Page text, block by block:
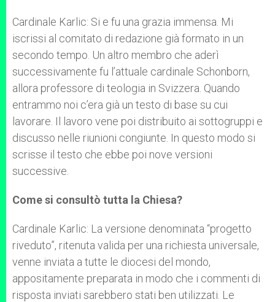
Cardinale Karlic: Si e fu una grazia immensa. Mi
iscrissi al comitato di redazione già formato in un
secondo tempo. Un altro membro che aderì
successivamente fu l’attuale cardinale Schonborn,
allora professore di teologia in Svizzera. Quando
entrammo noi c’era già un testo di base su cui
lavorare. Il lavoro vene poi distribuito ai sottogruppi e
discusso nelle riunioni congiunte. In questo modo si
scrisse il testo che ebbe poi nove versioni
successive.
Come si consultò tutta la Chiesa?
Cardinale Karlic: La versione denominata “progetto
riveduto”, ritenuta valida per una richiesta universale,
venne inviata a tutte le diocesi del mondo,
appositamente preparata in modo che i commenti di
risposta inviati sarebbero stati ben utilizzati. Le